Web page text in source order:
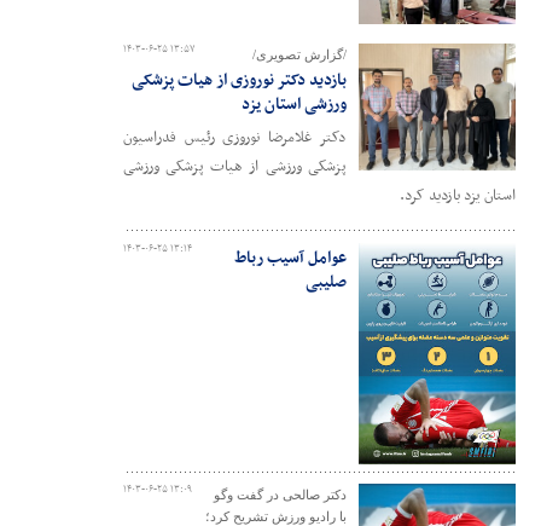
۱۴۰۳-۰۶-۲۵ ۱۳:۵۷ /گزارش تصویری/
بازدید دکتر نوروزی از هیات پزشکی
ورزشی استان یزد
دکتر غلامرضا نوروزی رئیس فدراسیون
پزشکی ورزشی از هیات پزشکی ورزشی
استان یزد بازدید کرد.
۱۴۰۳-۰۶-۲۵ ۱۳:۱۴
عوامل آسیب رباط
صلیبی
۱۴۰۳-۰۶-۲۵ ۱۳:۰۹
دکتر صالحی در گفت وگو
با رادیو ورزش تشریح کرد؛